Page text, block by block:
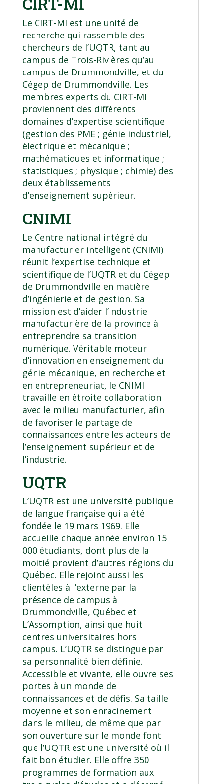
Le CIRT-MI est une unité de
recherche qui rassemble des
chercheurs de l’UQTR, tant au
campus de Trois-Rivières qu’au
campus de Drummondville, et du
Cégep de Drummondville. Les
membres experts du CIRT-MI
proviennent des différents
domaines d’expertise scientifique
(gestion des PME ; génie industriel,
électrique et mécanique ;
mathématiques et informatique ;
statistiques ; physique ; chimie) des
deux établissements
d’enseignement supérieur.
CNIMI
Le Centre national intégré du
manufacturier intelligent (CNIMI)
réunit l’expertise technique et
scientifique de l’UQTR et du Cégep
de Drummondville en matière
d’ingénierie et de gestion. Sa
mission est d’aider l’industrie
manufacturière de la province à
entreprendre sa transition
numérique. Véritable moteur
d’innovation en enseignement du
génie mécanique, en recherche et
en entrepreneuriat, le CNIMI
travaille en étroite collaboration
avec le milieu manufacturier, afin
de favoriser le partage de
connaissances entre les acteurs de
l’enseignement supérieur et de
l’industrie.
UQTR
L’UQTR est une université publique
de langue française qui a été
fondée le 19 mars 1969. Elle
accueille chaque année environ 15
000 étudiants, dont plus de la
moitié provient d’autres régions du
Québec. Elle rejoint aussi les
clientèles à l’externe par la
présence de campus à
Drummondville, Québec et
L’Assomption, ainsi que huit
centres universitaires hors
campus. L’UQTR se distingue par
sa personnalité bien définie.
Accessible et vivante, elle ouvre ses
portes à un monde de
connaissances et de défis. Sa taille
moyenne et son enracinement
dans le milieu, de même que par
son ouverture sur le monde font
que l’UQTR est une université où il
fait bon étudier. Elle offre 350
programmes de formation aux